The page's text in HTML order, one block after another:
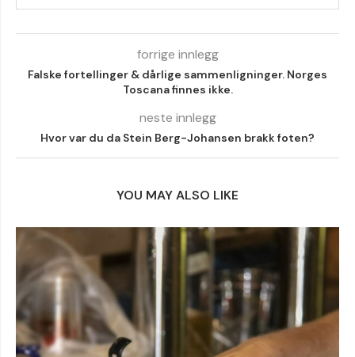
forrige innlegg
Falske fortellinger & dårlige sammenligninger. Norges
Toscana finnes ikke.
neste innlegg
Hvor var du da Stein Berg-Johansen brakk foten?
YOU MAY ALSO LIKE